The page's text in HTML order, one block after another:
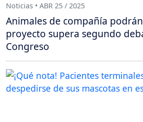
Noticias • ABR 25 / 2025
Animales de compañía
proyecto supera segundo
Congreso